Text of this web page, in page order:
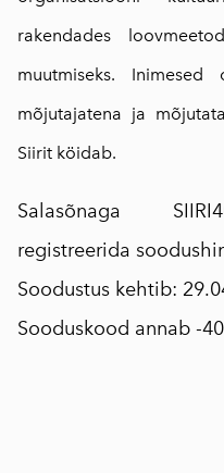
rakendades
muutmiseks.
mõjutajatena ja
Siirit köidab.
Salasõnaga
registreerida
Soodustus kehtib:
Sooduskood annab -